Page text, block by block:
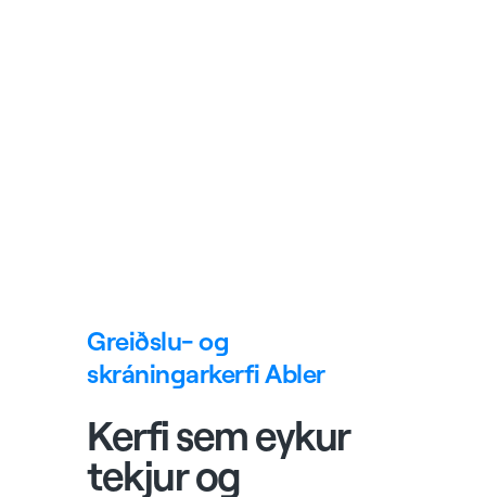
Greiðslu- og
skráningarkerfi Abler
Kerfi sem eykur
tekjur og